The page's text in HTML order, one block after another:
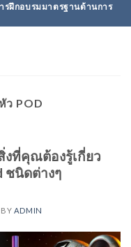
รฝึกอบรมมาตรฐานด้านการ
หัว POD
ที่คุณต้องรู้เกี่ยว
ชนิดต่างๆ
BY ADMIN